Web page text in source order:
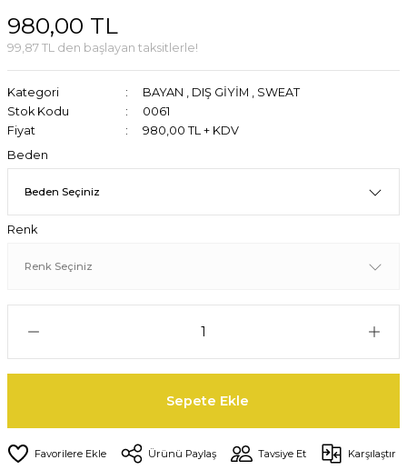
980,00 TL
99,87 TL den başlayan taksitlerle!
Kategori BAYAN , DIŞ GİYİM , SWEAT
Stok Kodu
0061
Fiyat
980,00 TL + KDV
Beden
Renk
Sepete Ekle
Ürünü Paylaş Tavsiye Et Karşılaştır